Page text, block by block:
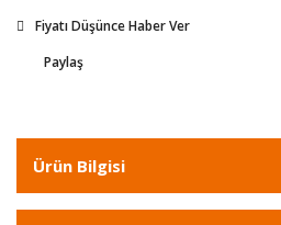
Fiyatı Düşünce Haber Ver
Paylaş
Ürün Bilgisi